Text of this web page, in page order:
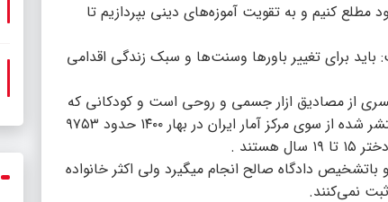
مطلع کنیم و به تقویت آموزه‌های دینی بپردازیم تا
برای تغییر باورها وسنت‌ها و سبک زندگی اقدامی
از مصادیق ازار جسمی و روحی است و کودکانی که
هنوز به بلوغ سنی، جسمی، فرهنگی و اجتماعی نرسیدند و ازدواج می‌کنند، طبق امار منتشر شده از سوی مرکز آمار ایران در بهار ۱۴۰۰ حدود ۹۷۵۳
قبل از ۱۳ سالگی منوط به اذن ولی و باتشخیص دادگاه صالح انجام میگیرد ولی اکثر خانواده